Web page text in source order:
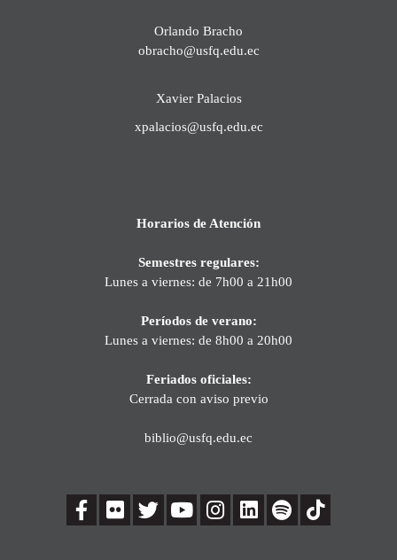
Orlando Bracho
obracho@usfq.edu.ec
Xavier Palacios
xpalacios@usfq.edu.ec
Horarios de Atención
Semestres regulares:
Lunes a viernes: de 7h00 a 21h00
Períodos de verano:
Lunes a viernes: de 8h00 a 20h00
Feriados oficiales:
Cerrada con aviso previo
biblio@usfq.edu.ec